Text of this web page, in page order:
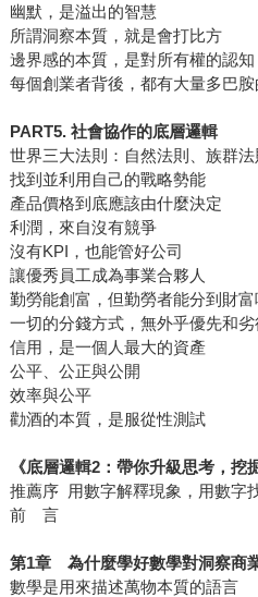
幽默，是溢出的智慧
所謂洞察本質，就是會打比方
邊界感的本質，是對所有權的認知
每個創業者背後，都有大量多巴
PART5. 社會協作的底層邏輯
世界三大法則：自然法則、族群法
找到並利用自己的戰略勢能
產品價格到底應該由什麼決定
利潤，來自沒有競爭
沒有KPI，也能管好公司
讓優秀員工成為事業合夥人
勤勞能創富，但勤勞者能分到財富
一切的分錢方式，無外乎優先和劣
信用，是一個人最大的資產
公平、公正與公開
效率與公平
勸酒的本質，是服從性測試
《底層邏輯2：帶你升級思考，挖
推薦序 用數字解釋現象，用數字
前 言
第1章 為什麼學好數學對洞察商
數學是用來描述萬物本質的語言